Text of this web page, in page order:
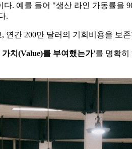
. 예를 들어 "생산 라인 가동률을
.
연간 200만 달러의 기회비용을 보
치(Value)를 부여했는가'​를 명확히